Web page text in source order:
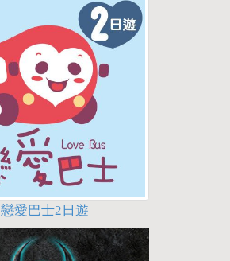
戀愛巴士2日遊